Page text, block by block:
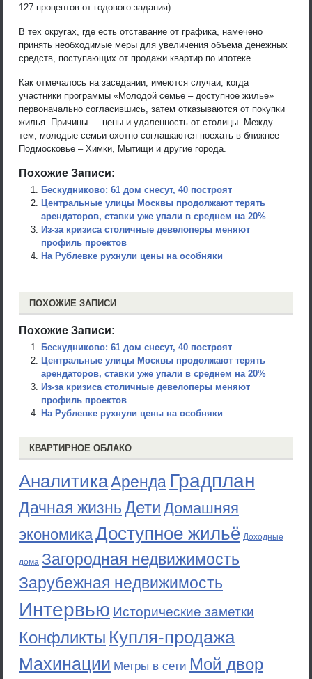
127 процентов от годового задания).
В тех округах, где есть отставание от графика, намечено
принять необходимые меры для увеличения объема денежных
средств, поступающих от продажи квартир по ипотеке.
Как отмечалось на заседании, имеются случаи, когда
участники программы «Молодой семье – доступное жилье»
первоначально согласившись, затем отказываются от покупки
жилья. Причины — цены и удаленность от столицы. Между
тем, молодые семьи охотно соглашаются поехать в ближнее
Подмосковье – Химки, Мытищи и другие города.
Похожие Записи:
Бескудниково: 61 дом снесут, 40 построят
Центральные улицы Москвы продолжают терять
арендаторов, ставки уже упали в среднем на 20%
Из-за кризиса столичные девелоперы меняют
профиль проектов
На Рублевке рухнули цены на особняки
ПОХОЖИЕ ЗАПИСИ
Похожие Записи:
Бескудниково: 61 дом снесут, 40 построят
Центральные улицы Москвы продолжают терять
арендаторов, ставки уже упали в среднем на 20%
Из-за кризиса столичные девелоперы меняют
профиль проектов
На Рублевке рухнули цены на особняки
КВАРТИРНОЕ ОБЛАКО
АналитикаАренда Градплан
Дачная жизньДети Домашняя
экономикаДоступное жильё Доходные
дома Загородная недвижимость
Зарубежная недвижимость
Интервью Исторические заметки
Конфликты Купля-продажа
Махинации Метры в сети Мой двор